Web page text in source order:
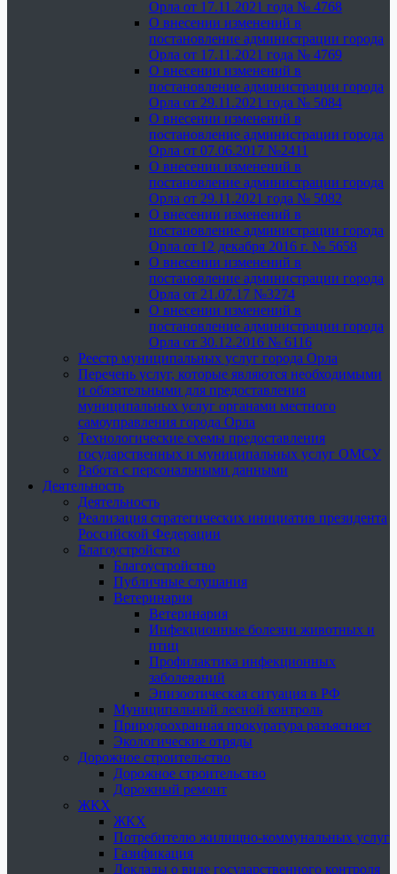
Орла от 17.11.2021 года № 4768
О внесении изменений в
постановление администрации города
Орла от 17.11.2021 года № 4769
О внесении изменений в
постановление администрации города
Орла от 29.11.2021 года № 5084
О внесении изменений в
постановление администрации города
Орла от 07.06.2017 №2411
О внесении изменений в
постановление администрации города
Орла от 29.11.2021 года № 5082
О внесении изменений в
постановление администрации города
Орла от 12 декабря 2016 г. № 5658
О внесении изменений в
постановление администрации города
Орла от 21.07.17 №3274
О внесении изменений в
постановление администрации города
Орла от 30.12.2016 № 6116
Реестр муниципальных услуг города Орла
Перечень услуг, которые являются необходимыми
и обязательными для предоставления
муниципальных услуг органами местного
самоуправления города Орла
Технологические схемы предоставления
государственных и муниципальных услуг ОМСУ
Работа с персональными данными
Деятельность
Деятельность
Реализация стратегических инициатив президента
Российской Федерации
Благоустройство
Благоустройство
Публичные слушания
Ветеринария
Ветеринария
Инфекционные болезни животных и
птиц
Профилактика инфекционных
заболеваний
Эпизоотическая ситуация в РФ
Муниципальный лесной контроль
Природоохранная прокуратура разъясняет
Экологические отряды
Дорожное строительство
Дорожное строительство
Дорожный ремонт
ЖКХ
ЖКХ
Потребителю жилищно-коммунальных услуг
Газификация
Доклады о виде государственного контроля